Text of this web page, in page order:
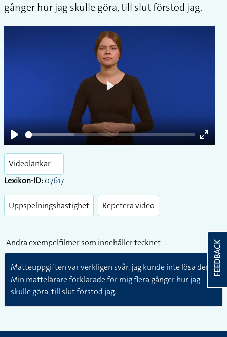
gånger hur jag skulle göra, till slut förstod jag.
Play
Enter
Videolänkar
Lexikon-ID:07617
Uppspelningshastighet Repetera video
Andra exempelfilmer som innehåller tecknet
Matteuppgiften var verkligen svår, jag kunde inte lösa den.
Min mattelärare förklarade för mig flera gånger hur jag
skulle göra, till slut förstod jag.
FEEDBACK